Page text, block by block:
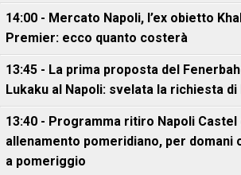
14:00 - Mercato Napoli, l’ex obietto
Premier: ecco quanto costerà
13:45 - La prima proposta del
Lukaku al Napoli: svelata la richiesta
13:40 - Programma ritiro Napoli
allenamento pomeridiano, per domani
a pomeriggio